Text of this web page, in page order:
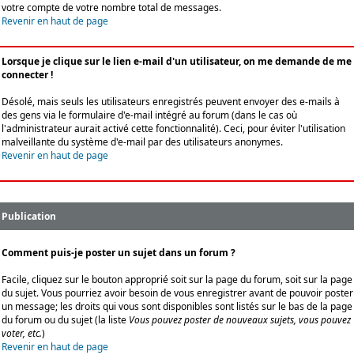
votre compte de votre nombre total de messages.
Revenir en haut de page
Lorsque je clique sur le lien e-mail d'un utilisateur, on me demande de me
connecter !
Désolé, mais seuls les utilisateurs enregistrés peuvent envoyer des e-mails à
des gens via le formulaire d'e-mail intégré au forum (dans le cas où
l'administrateur aurait activé cette fonctionnalité). Ceci, pour éviter l'utilisation
malveillante du système d'e-mail par des utilisateurs anonymes.
Revenir en haut de page
Publication
Comment puis-je poster un sujet dans un forum ?
Facile, cliquez sur le bouton approprié soit sur la page du forum, soit sur la page
du sujet. Vous pourriez avoir besoin de vous enregistrer avant de pouvoir poster
un message; les droits qui vous sont disponibles sont listés sur le bas de la page
du forum ou du sujet (la liste Vous pouvez poster de nouveaux sujets, vous pouvez
voter, etc.)
Revenir en haut de page